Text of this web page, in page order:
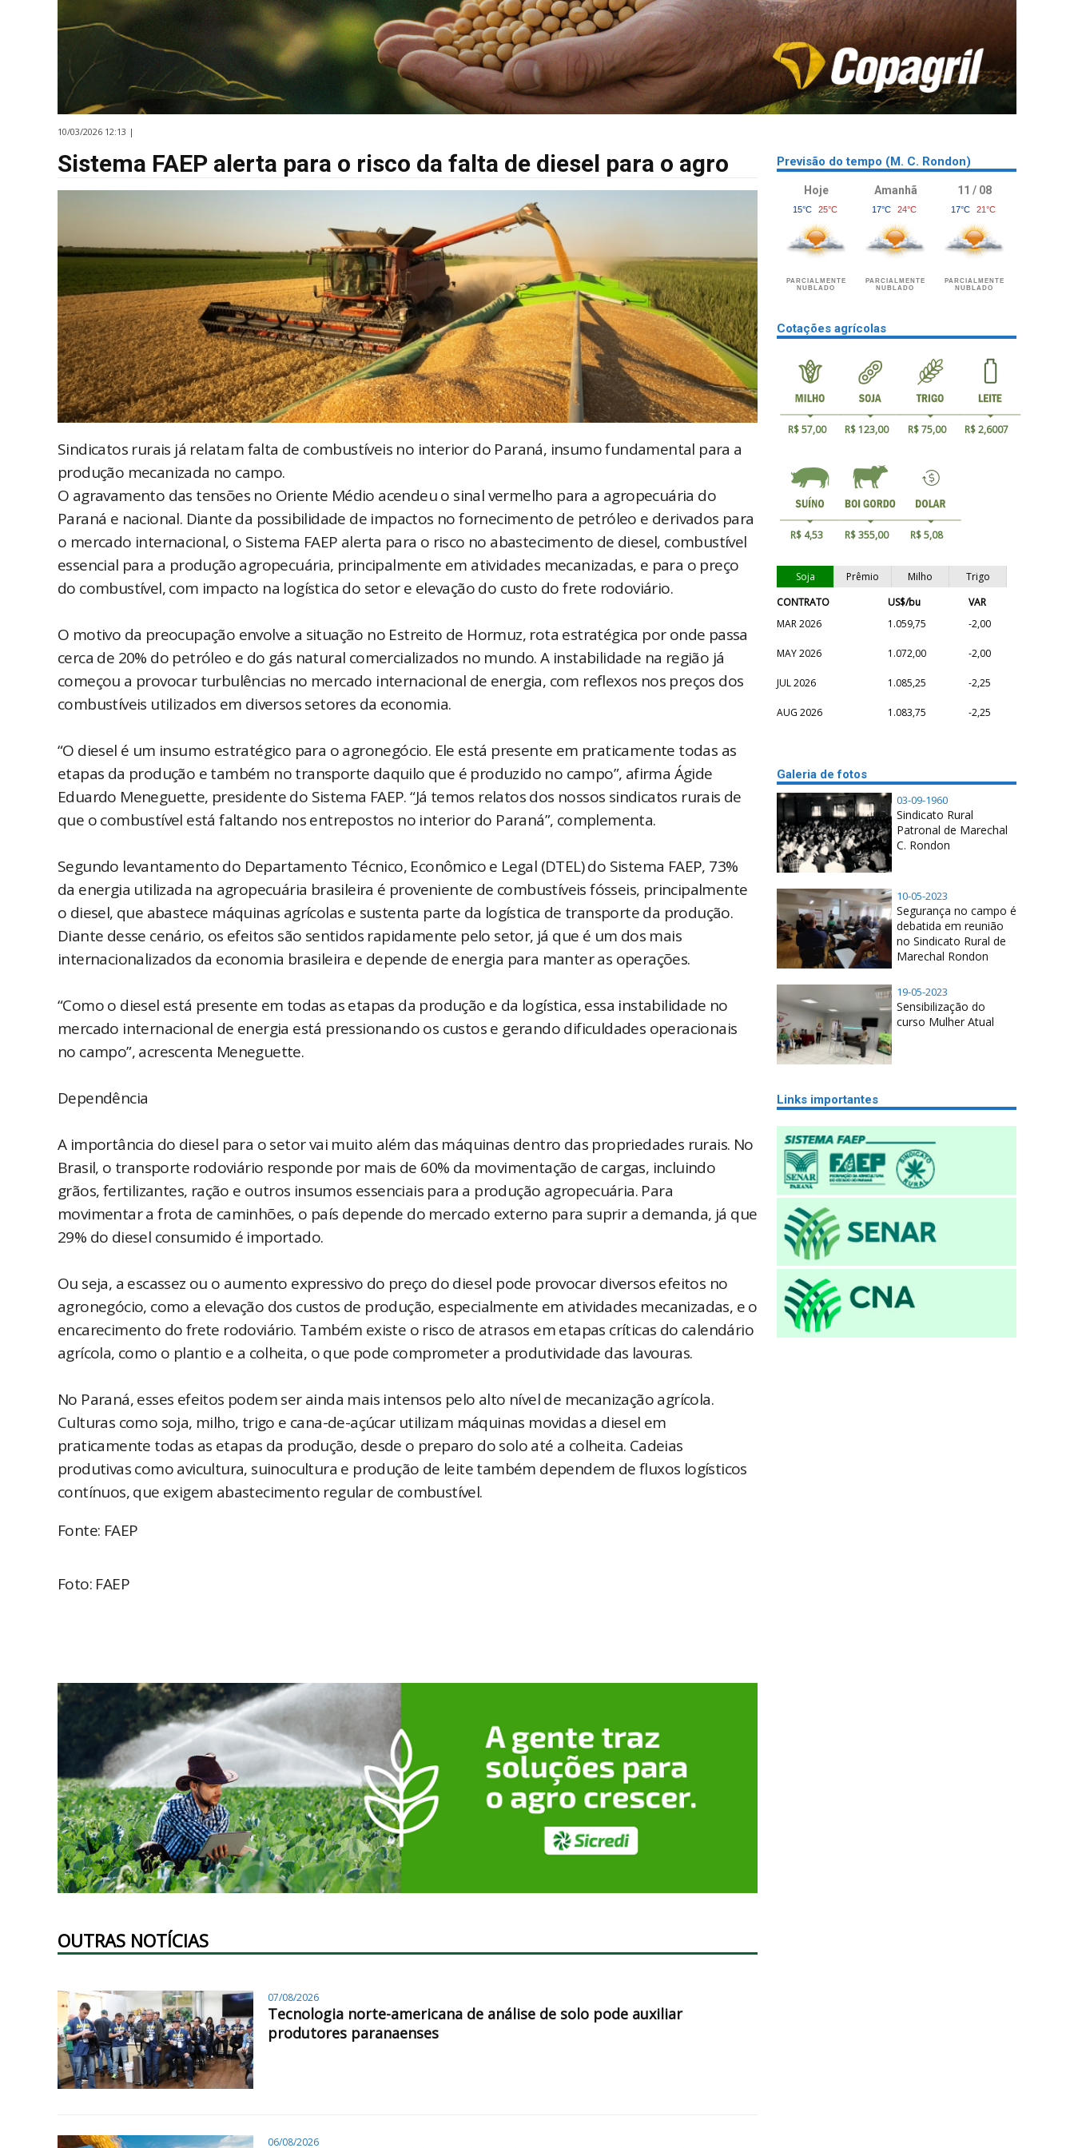
10/03/2026 12:13 |
Sistema FAEP alerta para o risco da falta de diesel para o agro
Sindicatos rurais já relatam falta de combustíveis no interior do Paraná, insumo fundamental para a
produção mecanizada no campo.
O agravamento das tensões no Oriente Médio acendeu o sinal vermelho para a agropecuária do
Paraná e nacional. Diante da possibilidade de impactos no fornecimento de petróleo e derivados para
o mercado internacional, o Sistema FAEP alerta para o risco no abastecimento de diesel, combustível
essencial para a produção agropecuária, principalmente em atividades mecanizadas, e para o preço
do combustível, com impacto na logística do setor e elevação do custo do frete rodoviário.
O motivo da preocupação envolve a situação no Estreito de Hormuz, rota estratégica por onde passa
cerca de 20% do petróleo e do gás natural comercializados no mundo. A instabilidade na região já
começou a provocar turbulências no mercado internacional de energia, com reflexos nos preços dos
combustíveis utilizados em diversos setores da economia.
“O diesel é um insumo estratégico para o agronegócio. Ele está presente em praticamente todas as
etapas da produção e também no transporte daquilo que é produzido no campo”, afirma Ágide
Eduardo Meneguette, presidente do Sistema FAEP. “Já temos relatos dos nossos sindicatos rurais de
que o combustível está faltando nos entrepostos no interior do Paraná”, complementa.
Segundo levantamento do Departamento Técnico, Econômico e Legal (DTEL) do Sistema FAEP, 73%
da energia utilizada na agropecuária brasileira é proveniente de combustíveis fósseis, principalmente
o diesel, que abastece máquinas agrícolas e sustenta parte da logística de transporte da produção.
Diante desse cenário, os efeitos são sentidos rapidamente pelo setor, já que é um dos mais
internacionalizados da economia brasileira e depende de energia para manter as operações.
“Como o diesel está presente em todas as etapas da produção e da logística, essa instabilidade no
mercado internacional de energia está pressionando os custos e gerando dificuldades operacionais
no campo”, acrescenta Meneguette.
Dependência
A importância do diesel para o setor vai muito além das máquinas dentro das propriedades rurais. No
Brasil, o transporte rodoviário responde por mais de 60% da movimentação de cargas, incluindo
grãos, fertilizantes, ração e outros insumos essenciais para a produção agropecuária. Para
movimentar a frota de caminhões, o país depende do mercado externo para suprir a demanda, já que
29% do diesel consumido é importado.
Ou seja, a escassez ou o aumento expressivo do preço do diesel pode provocar diversos efeitos no
agronegócio, como a elevação dos custos de produção, especialmente em atividades mecanizadas, e o
encarecimento do frete rodoviário. Também existe o risco de atrasos em etapas críticas do calendário
agrícola, como o plantio e a colheita, o que pode comprometer a produtividade das lavouras.
No Paraná, esses efeitos podem ser ainda mais intensos pelo alto nível de mecanização agrícola.
Culturas como soja, milho, trigo e cana-de-açúcar utilizam máquinas movidas a diesel em
praticamente todas as etapas da produção, desde o preparo do solo até a colheita. Cadeias
produtivas como avicultura, suinocultura e produção de leite também dependem de fluxos logísticos
contínuos, que exigem abastecimento regular de combustível.
Fonte: FAEP
Foto: FAEP
OUTRAS NOTÍCIAS
07/08/2026
Tecnologia norte-americana de análise de solo pode auxiliar
produtores paranaenses
06/08/2026
Previsão do tempo (M. C. Rondon)
Hoje
15°C 25°C
PARCIALMENTE
NUBLADO
Amanhã
17°C 24°C
PARCIALMENTE
NUBLADO
11 / 08
17°C 21°C
PARCIALMENTE
NUBLADO
Cotações agrícolas
R$ 57,00 R$ 123,00 R$ 75,00 R$ 2,6007
R$ 4,53 R$ 355,00 R$ 5,08
Soja Prêmio Milho
Trigo
CONTRATO
US$/bu
VAR
MAR 2026
1.059,75 -2,00
MAY 2026 1.072,00 -2,00
JUL 2026 1.085,25 -2,25
AUG 2026 1.083,75 -2,25
Galeria de fotos
03-09-1960
Sindicato Rural
Patronal de Marechal
C. Rondon
10-05-2023
Segurança no campo é
debatida em reunião
no Sindicato Rural de
Marechal Rondon
19-05-2023
Sensibilização do
curso Mulher Atual
Links importantes